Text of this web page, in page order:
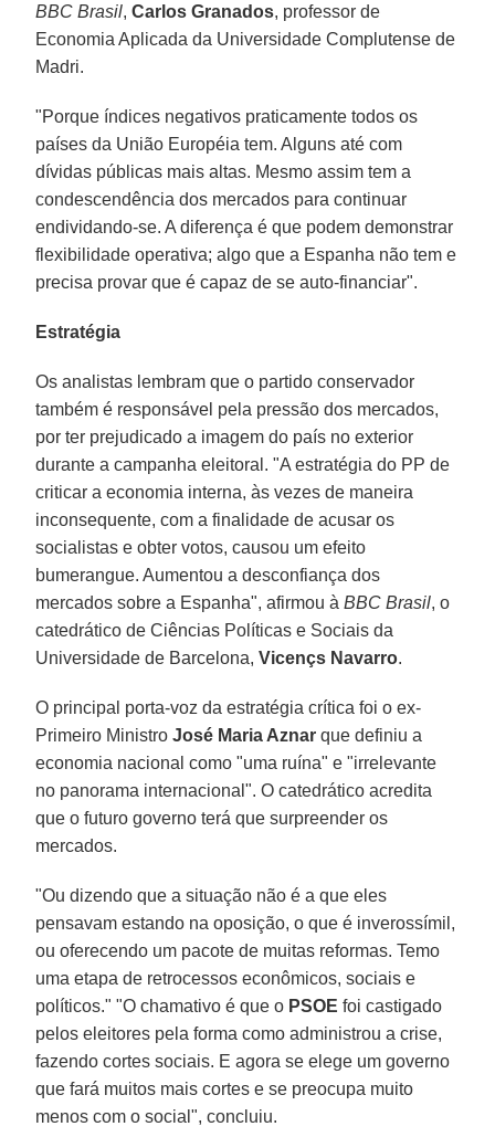
BBC Brasil,Carlos Granados, professor de
Economia Aplicada da Universidade Complutense de
Madri.
"Porque índices negativos praticamente todos os
países da União Européia tem. Alguns até com
dívidas públicas mais altas. Mesmo assim tem a
condescendência dos mercados para continuar
endividando-se. A diferença é que podem demonstrar
flexibilidade operativa; algo que a Espanha não tem e
precisa provar que é capaz de se auto-financiar".
Estratégia
Os analistas lembram que o partido conservador
também é responsável pela pressão dos mercados,
por ter prejudicado a imagem do país no exterior
durante a campanha eleitoral. "A estratégia do PP de
criticar a economia interna, às vezes de maneira
inconsequente, com a finalidade de acusar os
socialistas e obter votos, causou um efeito
bumerangue. Aumentou a desconfiança dos
mercados sobre a Espanha", afirmou àBBC Brasil, o
catedrático de Ciências Políticas e Sociais da
Universidade de Barcelona,Vicençs Navarro.
O principal porta-voz da estratégia crítica foi o ex-
Primeiro MinistroJosé Maria Aznar que definiu a
economia nacional como "uma ruína" e "irrelevante
no panorama internacional". O catedrático acredita
que o futuro governo terá que surpreender os
mercados.
"Ou dizendo que a situação não é a que eles
pensavam estando na oposição, o que é inverossímil,
ou oferecendo um pacote de muitas reformas. Temo
uma etapa de retrocessos econômicos, sociais e
políticos." "O chamativo é que o PSOE foi castigado
pelos eleitores pela forma como administrou a crise,
fazendo cortes sociais. E agora se elege um governo
que fará muitos mais cortes e se preocupa muito
menos com o social", concluiu.